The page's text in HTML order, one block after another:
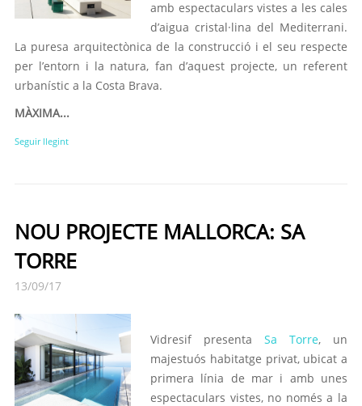
amb espectaculars vistes a les cales
d’aigua cristal·lina del Mediterrani.
La puresa arquitectònica de la construcció i el seu respecte
per l’entorn i la natura, fan d’aquest projecte, un referent
urbanístic a la Costa Brava.
MÀXIMA...
Seguir llegint
NOU PROJECTE MALLORCA: SA
TORRE
13/09/17
Vidresif presentaSa Torre, un
majestuós habitatge privat, ubicat a
primera línia de mar i amb unes
espectaculars vistes, no només a la